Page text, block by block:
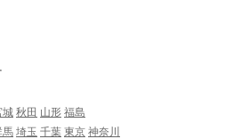
城 秋田 山形 福島
馬 埼玉 千葉 東京 神奈川